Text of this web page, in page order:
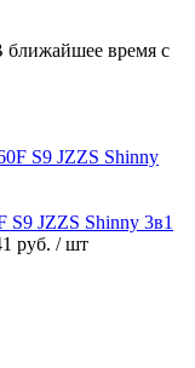
ближайшее время с
S9 JZZS Shinny 3в1
руб. / шт